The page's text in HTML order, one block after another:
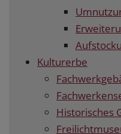
Kulturerbe
Historisches